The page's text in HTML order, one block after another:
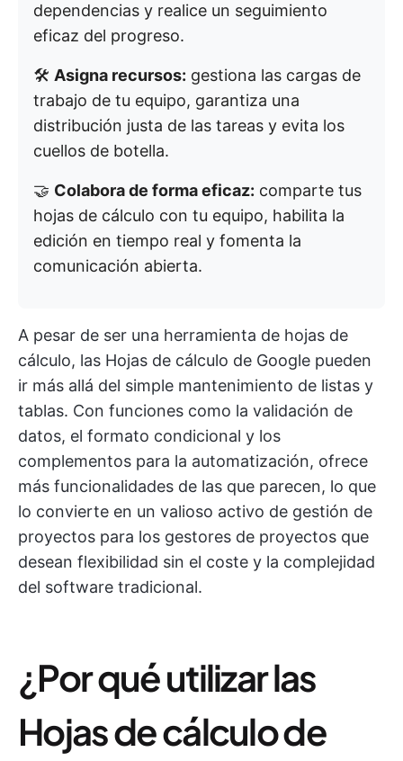
dependencias y realice un seguimiento
eficaz del progreso.
🛠️ Asigna recursos: gestiona las cargas de
trabajo de tu equipo, garantiza una
distribución justa de las tareas y evita los
cuellos de botella.
🤝 Colabora de forma eficaz: comparte tus
hojas de cálculo con tu equipo, habilita la
edición en tiempo real y fomenta la
comunicación abierta.
A pesar de ser una herramienta de hojas de
cálculo, las Hojas de cálculo de Google pueden
ir más allá del simple mantenimiento de listas y
tablas. Con funciones como la validación de
datos, el formato condicional y los
complementos para la automatización, ofrece
más funcionalidades de las que parecen, lo que
lo convierte en un valioso activo de gestión de
proyectos para los gestores de proyectos que
desean flexibilidad sin el coste y la complejidad
del software tradicional.
¿Por qué utilizar las
Hojas de cálculo de